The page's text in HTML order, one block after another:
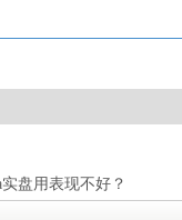
盘用表现不好？